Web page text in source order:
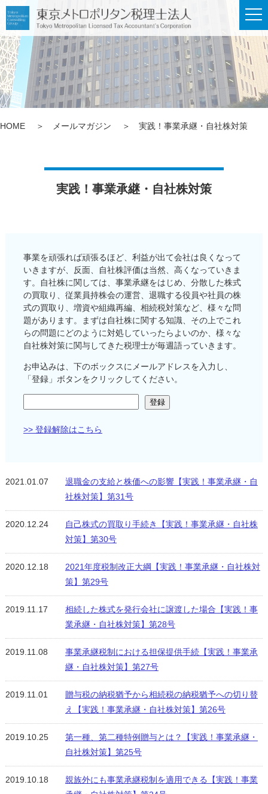
メ
ュ
ー
HOME メールマガジン 実践！事業承継・自社株対策
実践！事業承継・自社株対策
事業を頑張れば頑張るほど、利益が出て会社は良くなって
いきますが、反面、自社株評価は当然、高くなっていきま
す。自社株に関しては、事業承継をはじめ、分散した株式
の買取り、従業員持株会の運営、退職する役員や社員の株
式の買取り、増資や組織再編、相続税対策など、様々な問
題があります。まずは自社株に関する知識、その上でこれ
らの問題にどのように対処していったらよいのか、様々な
自社株対策に関与してきた税理士が毎週語っていきます。
お申込みは、下のボックスにメールアドレスを入力し、
「登録」ボタンをクリックしてください。
>> 登録解除はこちら
2021.01.07
退職金の支給と株価への影響【実践！事業承継・自
社株対策】第31号
2020.12.24
自己株式の買取り手続き【実践！事業承継・自社株
対策】第30号
2020.12.18
2021年度税制改正大綱【実践！事業承継・自社株対
策】第29号
2019.11.17
相続した株式を発行会社に譲渡した場合【実践！事
業承継・自社株対策】第28号
2019.11.08
事業承継税制における担保提供手続【実践！事業承
継・自社株対策】第27号
2019.11.01
贈与税の納税猶予から相続税の納税猶予への切り替
え【実践！事業承継・自社株対策】第26号
2019.10.25
第一種、第二種特例贈与とは？【実践！事業承継・
自社株対策】第25号
2019.10.18
親族外にも事業承継税制を適用できる【実践！事業